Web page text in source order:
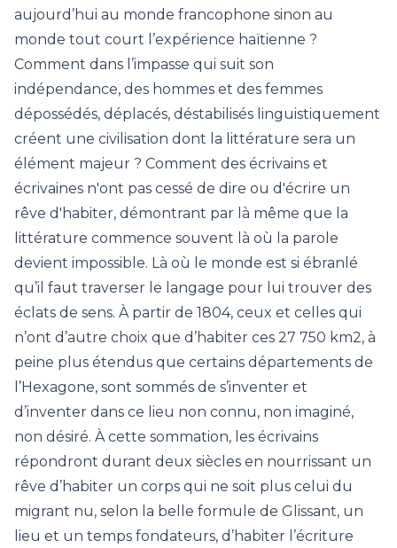
aujourd’hui au monde francophone sinon au
monde tout court l’expérience haïtienne ?
Comment dans l’impasse qui suit son
indépendance, des hommes et des femmes
dépossédés, déplacés, déstabilisés linguistiquement
créent une civilisation dont la littérature sera un
élément majeur ? Comment des écrivains et
écrivaines n'ont pas cessé de dire ou d'écrire un
rêve d'habiter, démontrant par là même que la
littérature commence souvent là où la parole
devient impossible. Là où le monde est si ébranlé
qu’il faut traverser le langage pour lui trouver des
éclats de sens. À partir de 1804, ceux et celles qui
n’ont d’autre choix que d’habiter ces 27 750 km2, à
peine plus étendus que certains départements de
l’Hexagone, sont sommés de s’inventer et
d’inventer dans ce lieu non connu, non imaginé,
non désiré. À cette sommation, les écrivains
répondront durant deux siècles en nourrissant un
rêve d’habiter un corps qui ne soit plus celui du
migrant nu, selon la belle formule de Glissant, un
lieu et un temps fondateurs, d’habiter l’écriture